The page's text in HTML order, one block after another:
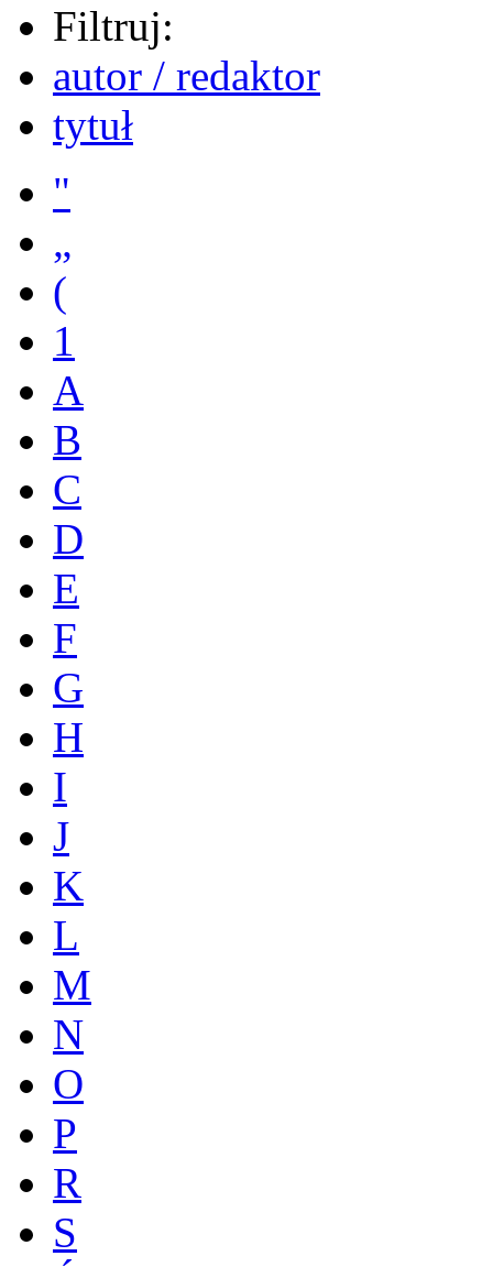
Filtruj:
autor / redaktor
tytuł
"
„
(
1
A
B
C
D
E
F
G
H
I
J
K
L
M
N
O
P
R
S